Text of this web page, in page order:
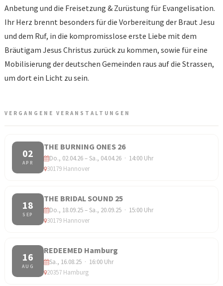
Anbetung und die Freisetzung & Zurüstung für Evangelisation.
Ihr Herz brennt besonders für die Vorbereitung der Braut Jesu
und dem Ruf, in die kompromisslose erste Liebe mit dem
Bräutigam Jesus Christus zurück zu kommen, sowie für eine
Mobilisierung der deutschen Gemeinden raus auf die Strassen,
um dort ein Licht zu sein.
VERGANGENE VERANSTALTUNGEN
02
APR
THE BURNING ONES 26
Do., 02.04.26 – Sa., 04.04.26 · 14:00 Uhr
30179 Hannover
18
SEP
THE BRIDAL SOUND 25
Do., 18.09.25 – Sa., 20.09.25 · 15:00 Uhr
30179 Hannover
16
AUG
REDEEMED Hamburg
Sa., 16.08.25 · 16:00 Uhr
20357 Hamburg